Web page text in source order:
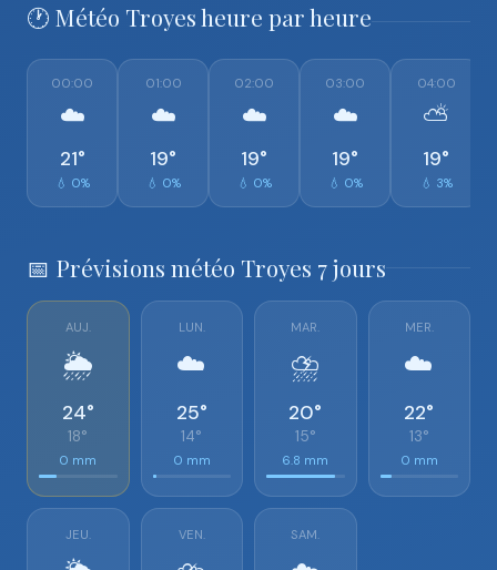
🕐 Météo Troyes heure par heure
00:00
☁️
21°
💧 0%
01:00
☁️
19°
💧 0%
02:00
☁️
19°
💧 0%
03:00
☁️
19°
💧 0%
04:00
⛅
19°
💧 3%
📅 Prévisions météo Troyes 7 jours
AUJ.
🌦️
24°
18°
0 mm
LUN.
☁️
25°
14°
0 mm
MAR.
⛈️
20°
15°
6.8 mm
MER.
☁️
22°
13°
0 mm
JEU. VEN. SAM.